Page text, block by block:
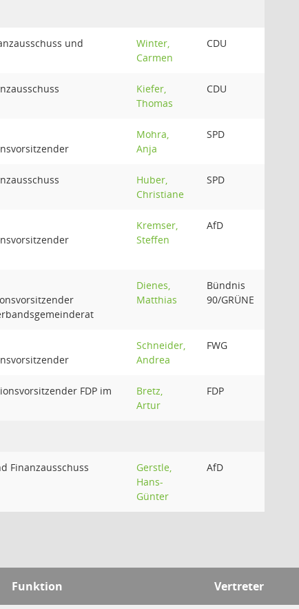
und
Winter,
Carmen
CDU
Kiefer,
Thomas
CDU
Mohra,
Anja
SPD
Huber,
Christiane
SPD
Kremser,
Steffen
AfD
Dienes,
Matthias
Bündnis
90/GRÜNE
Schneider,
Andrea
FWG
FDP im
Bretz,
Artur
FDP
Finanzausschuss
Gerstle,
Hans-
Günter
AfD
Funktion Vertreter